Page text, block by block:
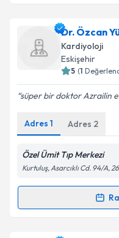
Uzm. Dr. Ali Rıza
oluşturun. Size bu
takvim
Metni'ni
kapsamda
Dr. Özcan
Kardiyoloji
Eskişehir
5 (1
süper bir doktor Azrailin
Adres 1 Adres 2
Özel Ümit Tıp Merkezi
Kurtuluş, Asarcıklı Cd. 94/A,
Randevu